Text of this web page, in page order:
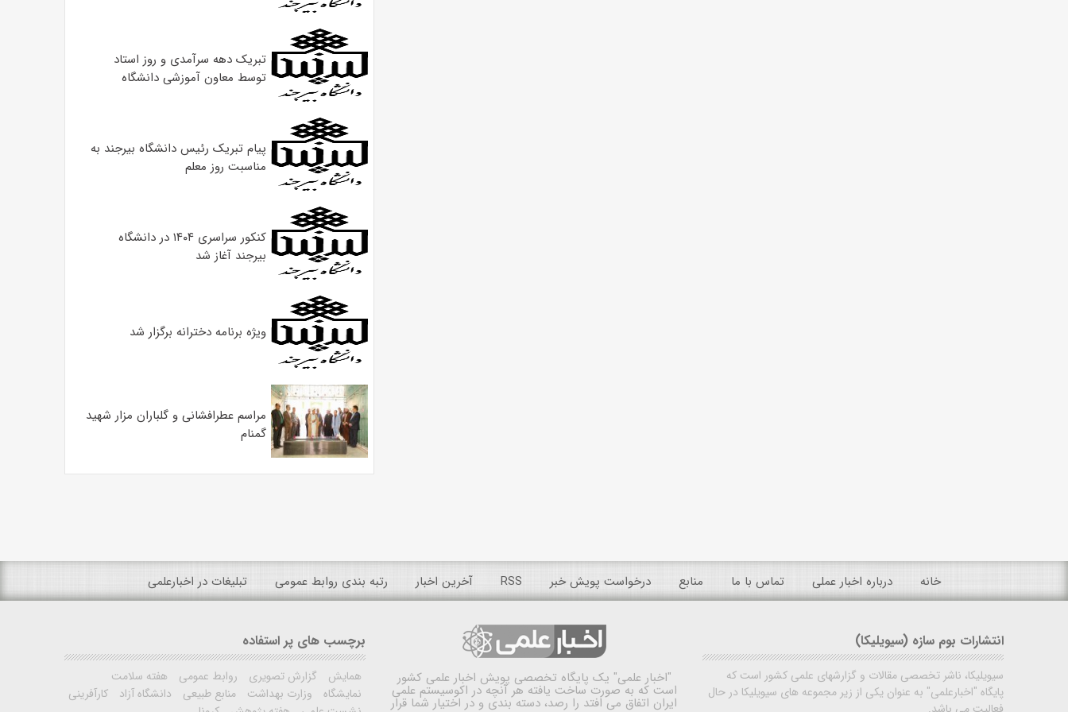
تبریک دهه سرآمدی و روز استاد
توسط معاون آموزشی دانشگاه
پیام تبریک رئیس دانشگاه بیرجند به
مناسبت روز معلم
کنکور سراسری ۱۴۰۴ در دانشگاه
بیرجند آغاز شد
ویژه برنامه دخترانه برگزار شد
مراسم عطرافشانی و گلباران مزار شهید
گمنام
خانه درباره اخبار عملی تماس با ما منابع درخواست پویش خبر RSS آخرین اخبار رتبه بندی روابط عمومی تبلیغات در اخبارعلمی
انتشارات بوم سازه (سیویلیکا)
سیویلیکا، ناشر تخصصی مقالات و گزارشهای علمی کشور است که
پایگاه "اخبارعلمی" به عنوان یکی از زیر مجموعه های سیویلیکا در حال
"اخبار علمی" یک پایگاه تخصصی پویش اخبار علمی کشور
است که به صورت ساخت یافته هر آنچه در اکوسیستم علمی
ایران اتفاق می افتد را رصد، دسته بندی و در اختیار شما قرار
برچسب های پر استفاده
همایش گزارش تصویری روابط عمومی
هفته سلامت
نمایشگاه
وزارت بهداشت منابع طبیعی دانشگاه آزاد
کارآفرینی